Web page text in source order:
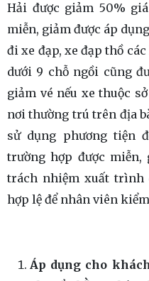
Hải được giảm 50%
miễn, giảm được áp
đi xe đạp, xe đạp thồ
dưới 9 chỗ ngồi cũng
giảm vé nếu xe thuộc
nơi thường trú trên địa
sử dụng phương tiện
trường hợp được miễn,
trách nhiệm xuất trình
hợp lệ để nhân viên
Áp dụng cho